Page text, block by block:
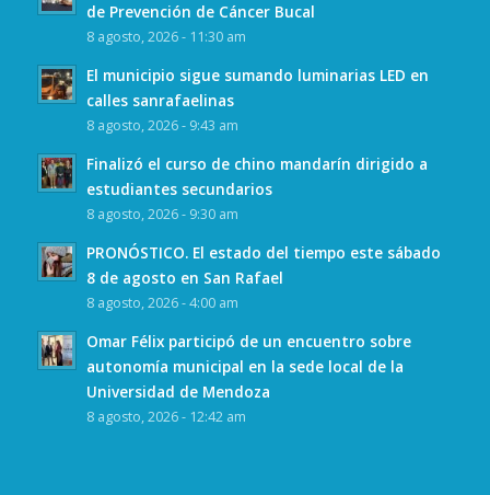
de Prevención de Cáncer Bucal
8 agosto, 2026 - 11:30 am
El municipio sigue sumando luminarias LED en
calles sanrafaelinas
8 agosto, 2026 - 9:43 am
Finalizó el curso de chino mandarín dirigido a
estudiantes secundarios
8 agosto, 2026 - 9:30 am
PRONÓSTICO. El estado del tiempo este sábado
8 de agosto en San Rafael
8 agosto, 2026 - 4:00 am
Omar Félix participó de un encuentro sobre
autonomía municipal en la sede local de la
Universidad de Mendoza
8 agosto, 2026 - 12:42 am